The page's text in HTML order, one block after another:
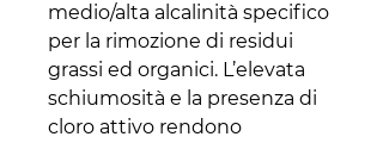
medio/alta alcalinità specifico
per la rimozione di residui
grassi ed organici. L’elevata
schiumosità e la presenza di
cloro attivo rendono